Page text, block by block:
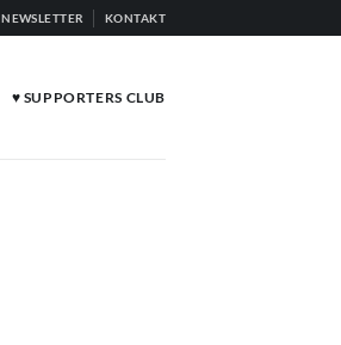
NEWSLETTER KONTAKT
♥ SUPPORTERS CLUB